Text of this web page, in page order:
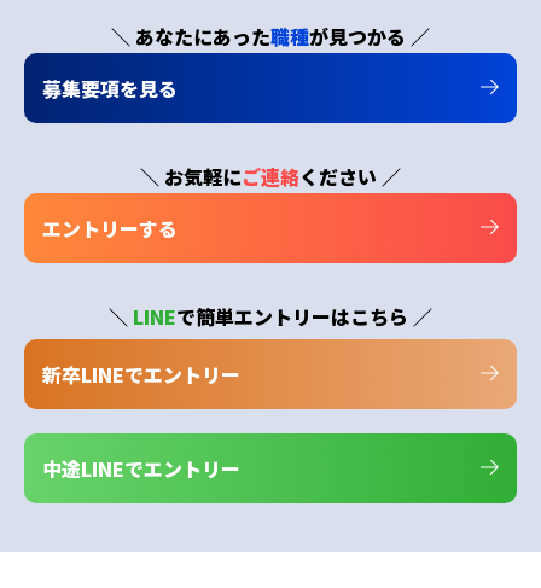
＼ あなたにあった職種が見つかる ／
募集要項を見る
＼ お気軽にご連絡ください ／
エントリーする
＼ LINEで簡単エントリーはこちら ／
新卒LINEでエントリー
中途LINEでエントリー